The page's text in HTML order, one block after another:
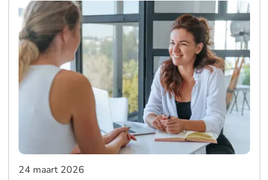
24 maart 2026